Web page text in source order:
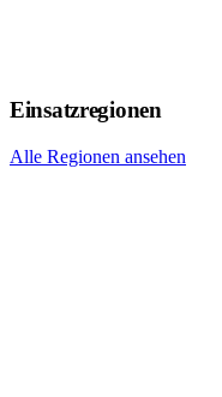
Einsatzregionen
Alle Regionen ansehen